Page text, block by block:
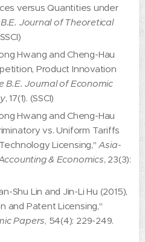
versus Quantities under
Journal of Theoretical
Hwang and Cheng-Hau
Product Innovation
B.E. Journal of Economic
, 17(1). (SSCI)
Hwang and Cheng-Hau
vs. Uniform Tariffs
Licensing,"Asia-
& Economics, 23(3):
Shu Lin and Jin-Li Hu (2015),
and Patent Licensing,"
Papers, 54(4): 229-249.